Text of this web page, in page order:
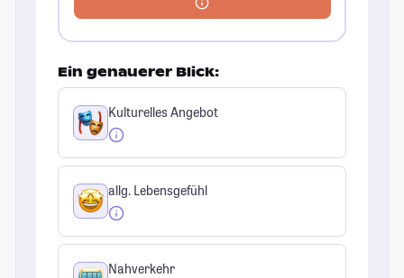
Ein genauerer Blick:
Kulturelles Angebot
allg. Lebensgefühl
Nahverkehr